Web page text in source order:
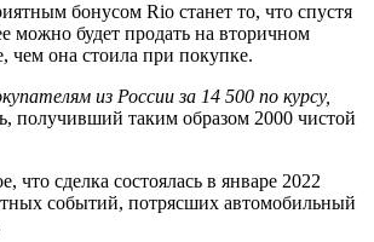
бонусом Rio станет то, что спустя
можно будет продать на вторичном
чем она стоила при покупке.
из России за 14 500 по курсу,
получивший таким образом 2000 чистой
что сделка состоялась в январе 2022
событий, потрясших автомобильный